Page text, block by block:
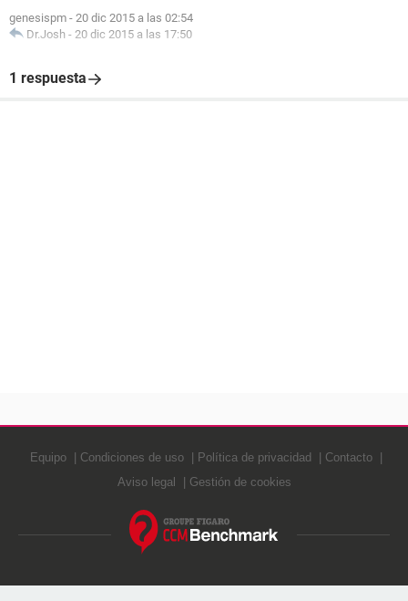
genesispm - 20 dic 2015 a las 02:54
Dr.Josh - 20 dic 2015 a las 17:50
1 respuesta
Equipo Condiciones de uso Política de privacidad
Contacto
Aviso legal
Gestión de cookies